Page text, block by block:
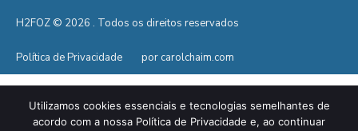
H2FOZ © 2026 . Todos os direitos reservados
Política de Privacidade por carolchaim.com
Utilizamos cookies essenciais e tecnologias semelhantes de
acordo com a nossa Política de Privacidade e, ao continuar